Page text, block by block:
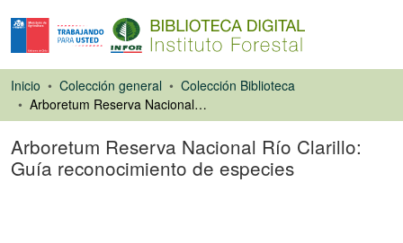
Inicio Colección general
Colección Biblioteca
Arboretum Reserva Nacional Río Clarillo: Guía reconocimiento de especies
Arboretum Reserva Nacional Río Clarillo:
Guía reconocimiento de especies